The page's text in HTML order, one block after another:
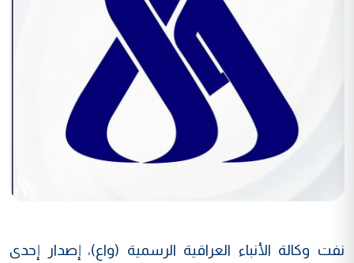
نفت وكالة الأنباء العراقية الرسمية (واع)، إصدار إحدى